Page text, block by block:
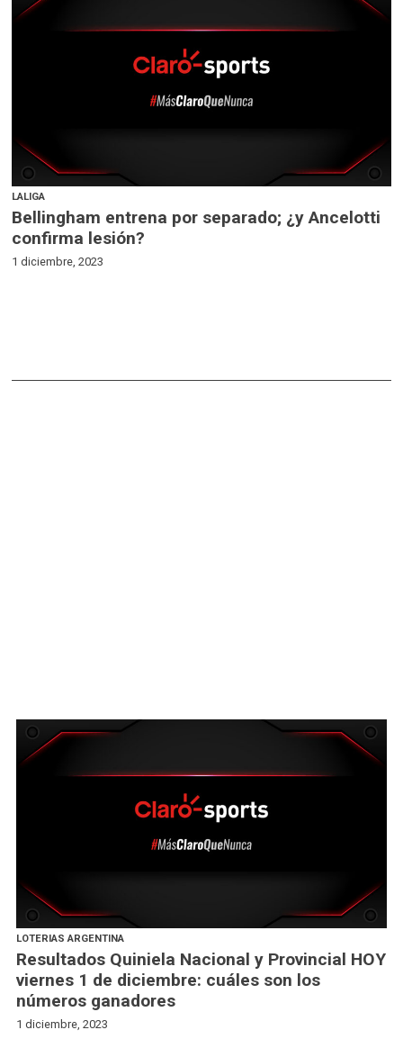
LOTERIAS ARGENTINA
Resultados Quiniela Nacional y Provincial HOY
viernes 1 de diciembre: cuáles son los
números ganadores
1 diciembre, 2023
LALIGA
Bellingham entrena por separado; ¿y Ancelotti
confirma lesión?
1 diciembre, 2023